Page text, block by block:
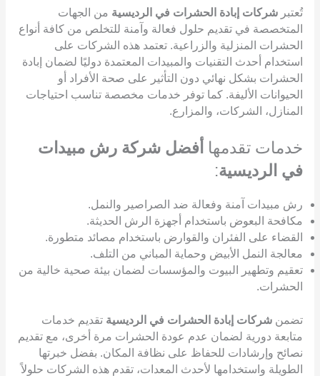
تُعتبر شركات إبادة الحشرات في الرديسية من الجهات
المتخصصة في تقديم حلول فعالة وآمنة للتخلص من كافة أنواع
الحشرات المنزلية والزراعية. تعتمد هذه الشركات على
استخدام أحدث التقنيات والمبيدات المعتمدة دوليًا لضمان إبادة
الحشرات بشكل نهائي دون التأثير على صحة الأفراد أو
الحيوانات الأليفة. كما توفر خدمات مخصصة تناسب احتياجات
المنازل، الشركات، والمزارع.
خدمات تقدمها أفضل شركة رش مبيدات
في الرديسية:
رش مبيدات آمنة وفعالة ضد الصراصير والنمل.
مكافحة البعوض باستخدام أجهزة الرش الحديثة.
القضاء على الفئران والقوارض باستخدام مصائد متطورة.
معالجة النمل الأبيض وحماية المباني من التلف.
تعقيم وتطهير البيوت والمؤسسات لضمان بيئة صحية خالية من
الحشرات.
تضمن شركات إبادة الحشرات في الرديسية تقديم خدمات
متابعة دورية لضمان عدم عودة الحشرات مرة أخرى، مع تقديم
نصائح وإرشادات للحفاظ على نظافة المكان. بفضل خبرتها
الطويلة واستخدامها لأحدث المعدات، تقدم هذه الشركات حلولاً